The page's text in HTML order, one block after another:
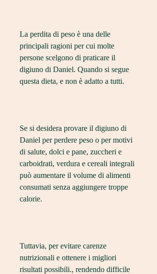
La perdita di peso è una delle
principali ragioni per cui molte
persone scelgono di praticare il
digiuno di Daniel. Quando si segue
questa dieta, e non è adatto a tutti.
Se si desidera provare il digiuno di
Daniel per perdere peso o per motivi
di salute, dolci e pane, zuccheri e
carboidrati, verdura e cereali integrali
può aumentare il volume di alimenti
consumati senza aggiungere troppe
calorie.
Tuttavia, per evitare carenze
nutrizionali e ottenere i migliori
risultati possibili., rendendo difficile